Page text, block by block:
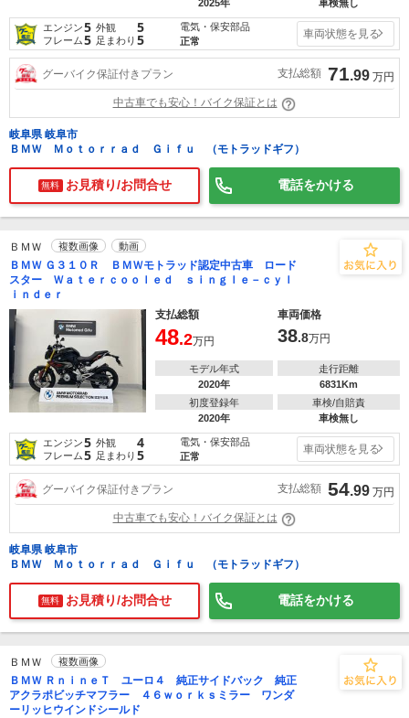
2025年 車検無し
エンジン5 外観 5
フレーム5 足まわり 5
電気・保安部品
正常
車両状態を見る
グーバイク保証付きプラン 支払総額 71.99 万円
中古車でも安心！バイク保証とは
岐阜県 岐阜市
ＢＭＷ Ｍｏｔｏｒｒａｄ Ｇｉｆｕ （モトラッドギフ）
無料 お見積り/お問合せ 電話をかける
ＢＭＷ 複数画像 動画
ＢＭＷ Ｇ３１０Ｒ ＢＭＷモトラッド認定中古車 ロード
スター Ｗａｔｅｒｃｏｏｌｅｄ ｓｉｎｇｌｅ－ｃｙｌ
ｉｎｄｅｒ
支払総額
車両価格
48.2万円 38.8万円
モデル年式
2020年
走行距離
6831Km
初度登録年
2020年
車検/自賠責
車検無し
エンジン5 外観 4
フレーム5 足まわり 5
電気・保安部品
正常
車両状態を見る
グーバイク保証付きプラン 支払総額 54.99 万円
中古車でも安心！バイク保証とは
岐阜県 岐阜市
ＢＭＷ Ｍｏｔｏｒｒａｄ Ｇｉｆｕ （モトラッドギフ）
無料 お見積り/お問合せ 電話をかける
ＢＭＷ 複数画像
ＢＭＷ ＲｎｉｎｅＴ ユーロ４ 純正サイドバック 純正
アクラポビッチマフラー ４６ｗｏｒｋｓミラー ワンダ
ーリッヒウインドシールド